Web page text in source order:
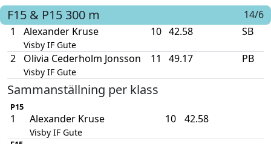
F15 & P15 300 m
14/6
1
Alexander Kruse
Visby IF Gute
10 42.58 SB
2 Olivia Cederholm Jonsson
Visby IF Gute
11 49.17 PB
Sammanställning per klass
P15
1 Alexander Kruse
Visby IF Gute
10 42.58